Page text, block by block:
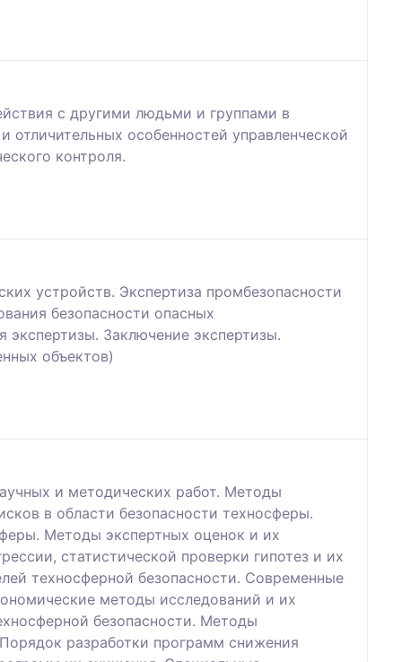
с другими людьми и группами в
особенностей управленческой
контроля.
устройств. Экспертиза промбезопасности
безопасности опасных
экспертизы. Заключение экспертизы.
объектов)
и методических работ. Методы
в области безопасности техносферы.
Методы экспертных оценок и их
статистической проверки гипотез и их
техносферной безопасности. Современные
методы исследований и их
безопасности. Методы
разработки программ снижения